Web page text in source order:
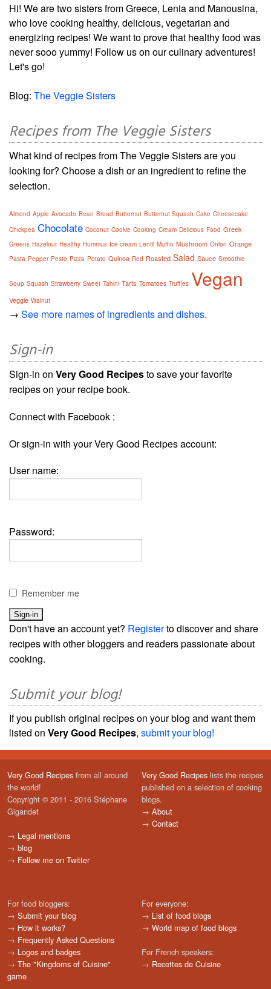
Hi! We are two sisters from Greece, Lenia and Manousina,
who love cooking healthy, delicious, vegetarian and
energizing recipes! We want to prove that healthy food was
never sooo yummy! Follow us on our culinary adventures!
Let's go!
Blog: The Veggie Sisters
Recipes from The Veggie Sisters
What kind of recipes from The Veggie Sisters are you
looking for? Choose a dish or an ingredient to refine the
selection.
Almond Apple Avocado Bean Bread Butternut Butternut Squash Cake Cheesecake
Chickpea Chocolate Coconut Cookie Cooking Cream Delicious Food Greek
Greens Hazelnut Healthy Hummus Ice cream Lentil Muffin Mushroom Onion Orange
Pasta Pepper Pesto Pizza Potato Quinoa Red Roasted Salad Sauce Smoothie
Soup Squash Strawberry Sweet Tahini Tarts Tomatoes Truffles Vegan
Veggie Walnut
→ See more names of ingredients and dishes.
Sign-in
Sign-in on Very Good Recipesto save your favorite
recipes on your recipe book.
Connect with Facebook :
Or sign-in with your Very Good Recipes account:
User name:
Password:
Remember me
Don't have an account yet? Registerto discover and share
recipes with other bloggers and readers passionate about
cooking.
Submit your blog!
If you publish original recipes on your blog and want them
listed on Very Good Recipes, submit your blog!
Very Good Recipes from all around
the world!
Copyright © 2011 - 2016 Stéphane
Gigandet
→ Legal mentions
→ blog
→ Follow me on Twitter
Very Good Recipes lists the recipes
published on a selection of cooking
blogs.
→ About
→ Contact
For food bloggers:
→ Submit your blog
→ How it works?
→ Frequently Asked Questions
→ Logos and badges
→ The "Kingdoms of Cuisine"
game
For everyone:
→ List of food blogs
→ World map of food blogs
For French speakers:
→ Recettes de Cuisine